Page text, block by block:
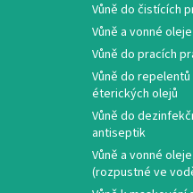
Vůně do čistících
Vůně a vonné
Vůně do pracích
Vůně do
éterických olejů
Vůně do
antiseptik
Vůně a vonné
(rozpustné ve